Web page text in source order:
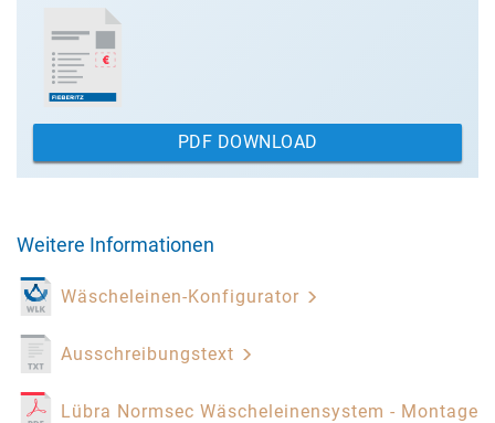
PDF DOWNLOAD
Weitere Informationen
Wäscheleinen-Konfigurator
Ausschreibungstext
Lübra Normsec Wäscheleinensystem -